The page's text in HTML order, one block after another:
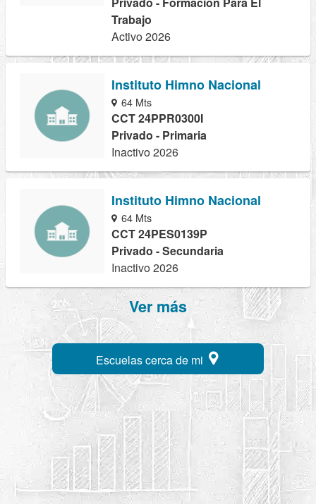
Trabajo
Activo 2026
Instituto Himno Nacional
64 Mts
CCT 24PPR0300I
Privado - Primaria
Inactivo 2026
Instituto Himno Nacional
64 Mts
CCT 24PES0139P
Privado - Secundaria
Inactivo 2026
Ver más
Escuelas cerca de mi